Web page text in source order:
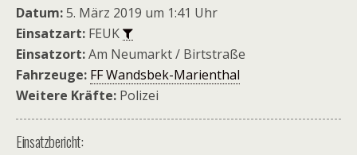
Datum:5. März 2019 um 1:41 Uhr
Einsatzart: FEUK
Einsatzort:Am Neumarkt / Birtstraße
Fahrzeuge: FF Wandsbek-Marienthal
Weitere Kräfte: Polizei
Einsatzbericht: